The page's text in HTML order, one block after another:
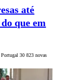
até
que em
30 823 novas